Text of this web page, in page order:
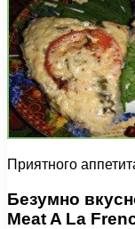
Приятного
Безумно
Meat A La